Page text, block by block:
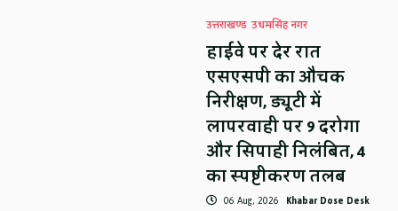
उत्तराखण्ड उधमसिंह नगर
हाईवे पर देर रात
एसएसपी का औचक
निरीक्षण, ड्यूटी में
लापरवाही पर 9 दरोगा
और सिपाही निलंबित, 4
का स्पष्टीकरण तलब
06 Aug, 2026 Khabar Dose Desk